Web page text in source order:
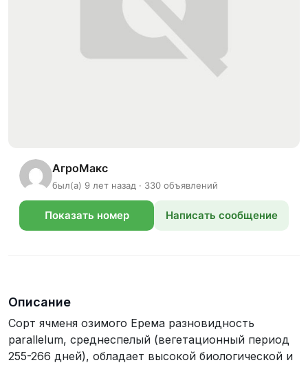
АгроМакс
был(а) 9 лет назад · 330 объявлений
Показать номер Написать сообщение
Описание
Сорт ячменя озимого Ерема разновидность
parallelum, среднеспелый (вегетационный период
255-266 дней), обладает высокой биологической и